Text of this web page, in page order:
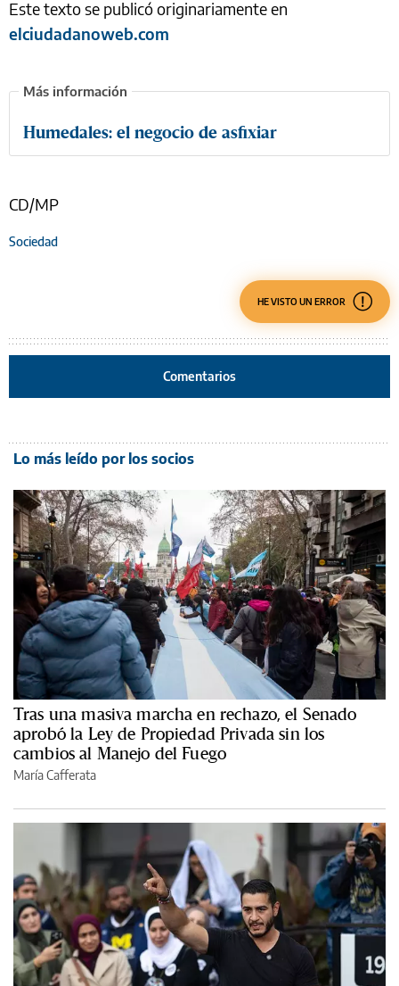
Este texto se publicó originariamente en
elciudadanoweb.com
Humedales: el negocio de asfixiar
CD/MP
Sociedad
HE VISTO UN ERROR
Comentarios
Lo más leído por los socios
Tras una masiva marcha en rechazo, el Senado
aprobó la Ley de Propiedad Privada sin los
cambios al Manejo del Fuego
María Cafferata